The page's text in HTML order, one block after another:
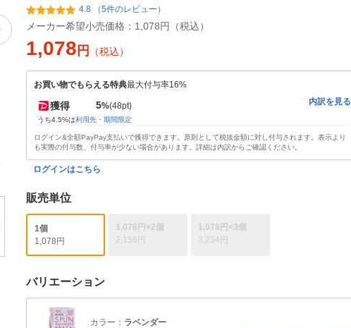
4.8 （5件のレビュー）
メーカー希望小売価格： 1,078円（税込）
1,078 円 （税込）
お買い物でもらえる特典最大付与率16%
獲得 5%(48pt)
うち4.5%は利用先・期間限定
内訳を見る
ログイン&全額PayPay支払いで獲得できます。原則として税抜金額に対し付与されます。表示より
も実際の付与数、付与率が少ない場合があります。詳細は内訳からご確認ください。
ログインはこちら
販売単位
1個
1,078円
1,078円×2個
2,156円
1,078円×3個
3,234円
バリエーション
カラー： ラベンダー